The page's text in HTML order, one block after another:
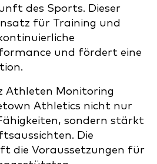
des Sports. Dieser
für Training und
und fördert eine
Athleten Monitoring
Athletics nicht nur
sondern stärkt
Die
die Voraussetzungen für